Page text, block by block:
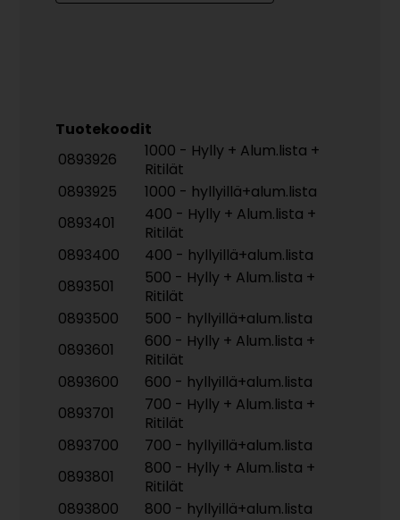
Tuotekoodit
0893926
1000 - Hylly + Alum.lista +
Ritilät
0893925
1000 - hyllyillä+alum.lista
0893401
400 - Hylly + Alum.lista +
Ritilät
0893400
400 - hyllyillä+alum.lista
0893501
500 - Hylly + Alum.lista +
Ritilät
0893500
500 - hyllyillä+alum.lista
0893601
600 - Hylly + Alum.lista +
Ritilät
0893600
600 - hyllyillä+alum.lista
0893701
700 - Hylly + Alum.lista +
Ritilät
0893700
700 - hyllyillä+alum.lista
0893801
800 - Hylly + Alum.lista +
Ritilät
0893800
800 - hyllyillä+alum.lista